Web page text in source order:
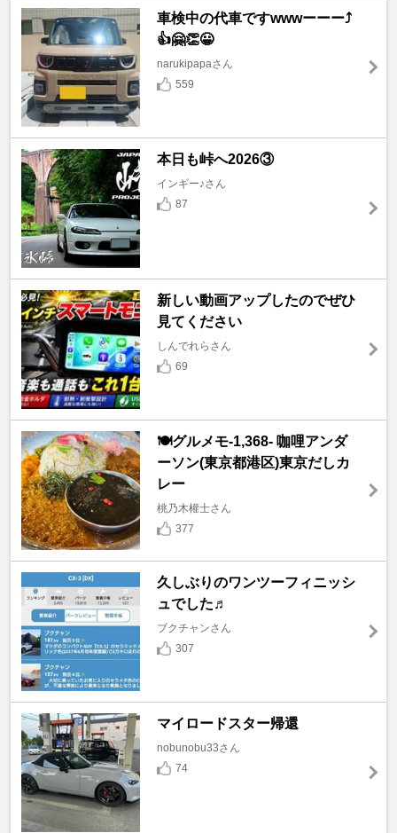
車検中の代車ですwwwーーー⤴️
👍🤗👏😀
narukipapaさん
559
本日も峠へ2026③
インギー♪さん
87
新しい動画アップしたのでぜひ
見てください
しんでれらさん
69
🍽️グルメモ-1,368- 咖哩アンダ
ーソン(東京都港区)東京だしカ
レー
桃乃木權士さん
377
久しぶりのワンツーフィニッシ
ュでした♬
ブクチャンさん
307
マイロードスター帰還
nobunobu33さん
74